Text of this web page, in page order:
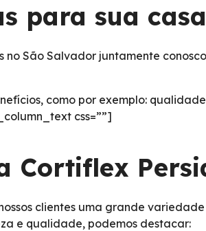
para sua casa
São Salvador juntamente
como por exemplo:
css=””]
Cortiflex
clientes uma grande
e qualidade, podemos destacar: